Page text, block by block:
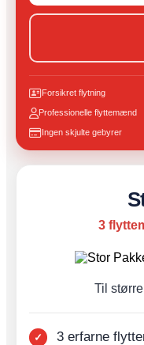
Forsikret flytning
Professionelle flyttemænd
Ingen skjulte gebyrer
3
Til
3 erfarne